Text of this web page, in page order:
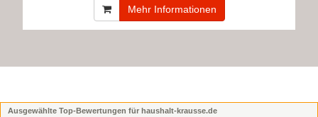
Mehr Informationen
Ausgewählte Top-Bewertungen für haushalt-krausse.de